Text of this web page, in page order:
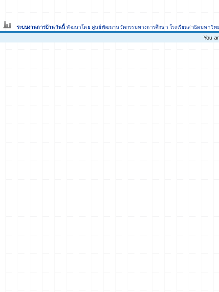
ระบบงานการบ้านวันนี้ พัฒนาโดย ศูนย์พัฒนานวัตกรรมทางการศึกษา โรงเรียนสาธิตมหาวิ
You